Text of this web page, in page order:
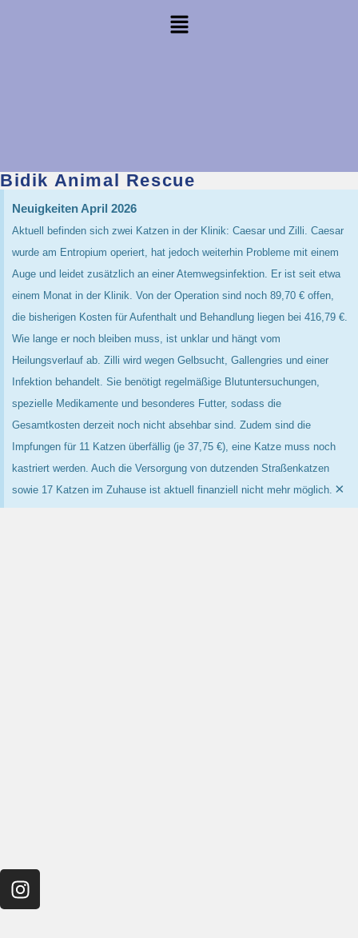
Bidik Animal Rescue
Neuigkeiten April 2026
Aktuell befinden sich zwei Katzen in der Klinik: Caesar und Zilli. Caesar
wurde am Entropium operiert, hat jedoch weiterhin Probleme mit einem
Auge und leidet zusätzlich an einer Atemwegsinfektion. Er ist seit etwa
einem Monat in der Klinik. Von der Operation sind noch 89,70 € offen,
die bisherigen Kosten für Aufenthalt und Behandlung liegen bei 416,79 €.
Wie lange er noch bleiben muss, ist unklar und hängt vom
Heilungsverlauf ab. Zilli wird wegen Gelbsucht, Gallengries und einer
Infektion behandelt. Sie benötigt regelmäßige Blutuntersuchungen,
spezielle Medikamente und besonderes Futter, sodass die
Gesamtkosten derzeit noch nicht absehbar sind. Zudem sind die
Impfungen für 11 Katzen überfällig (je 37,75 €), eine Katze muss noch
kastriert werden. Auch die Versorgung von dutzenden Straßenkatzen
sowie 17 Katzen im Zuhause ist aktuell finanziell nicht mehr möglich. ×